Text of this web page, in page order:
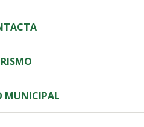
MUNICIPAL